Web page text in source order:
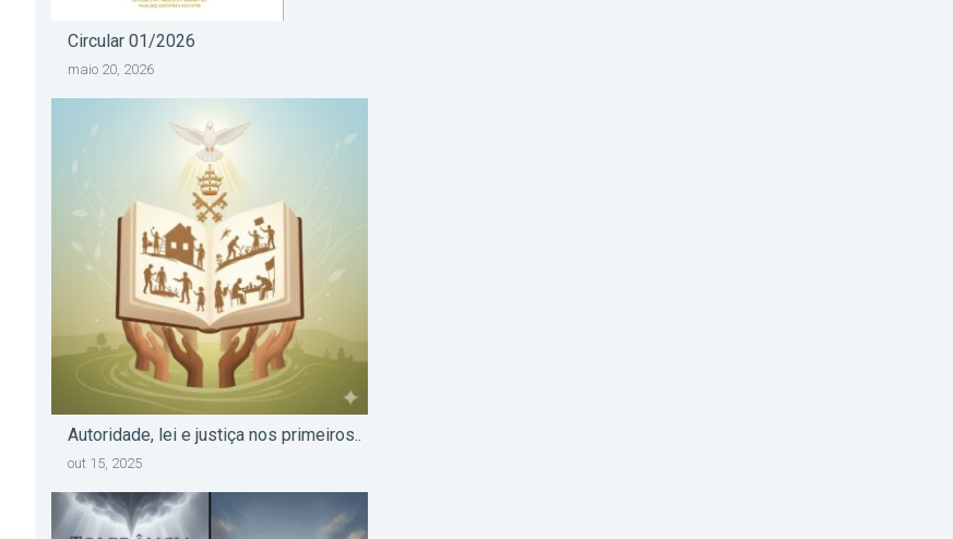
Circular 01/2026
maio 20, 2026
Autoridade, lei e justiça nos primeiros..
out 15, 2025